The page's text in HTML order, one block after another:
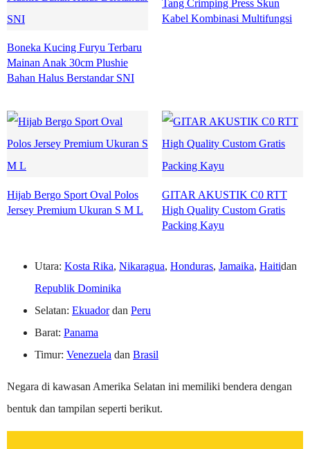
Boneka Kucing Furyu Terbaru
Mainan Anak 30cm Plushie
Bahan Halus Berstandar SNI
Tang Crimping Press Skun
Kabel Kombinasi Multifungsi
Hijab Bergo Sport Oval Polos
Jersey Premium Ukuran S M L
GITAR AKUSTIK C0 RTT
High Quality Custom Gratis
Packing Kayu
Utara: Kosta Rika, Nikaragua, Honduras, Jamaika, Haitidan
Republik Dominika
Selatan: Ekuadordan Peru
Barat: Panama
Timur: Venezuela dan Brasil
Negara di kawasan Amerika Selatan ini memiliki bendera dengan
bentuk dan tampilan seperti berikut.